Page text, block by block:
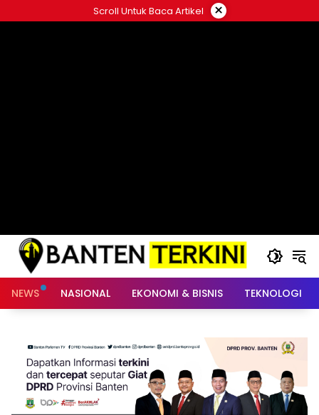
ke
Scroll Untuk Baca Artikel ×
NEWS NASIONAL EKONOMI & BISNIS TEKNOLOGI